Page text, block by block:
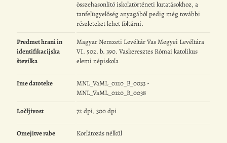
összehasonlító iskolatörténeti kutatásokhoz, a
tanfelügyelőség anyagából pedig még további
részleteket lehet föltárni.
Predmet hrani in
identifikacijska
številka
Magyar Nemzeti Levéltár Vas Megyei Levéltára
VI. 502. b. 390. Vaskeresztes Római katolikus
elemi népiskola
Ime datoteke
MNL_VaML_0120_B_0033 -
MNL_VaML_0120_B_0038
Ločljivost 72 dpi, 300 dpi
Omejitve rabe Korlátozás nélkül